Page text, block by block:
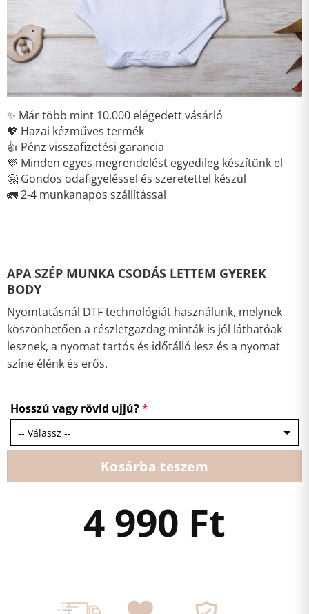
✨ Már több mint 10.000 elégedett vásárló
💖 Hazai kézműves termék
👍 Pénz visszafizetési garancia
💜 Minden egyes megrendelést egyedileg készítünk el
🤗 Gondos odafigyeléssel és szeretettel készül
🚛 2-4 munkanapos szállítással
APA SZÉP MUNKA CSODÁS LETTEM GYEREK
BODY
Nyomtatásnál DTF technológiát használunk, melynek
köszönhetően a részletgazdag minták is jól láthatóak
lesznek, a nyomat tartós és időtálló lesz és a nyomat
színe élénk és erős.
Hosszú vagy rövid ujjú?*
Kosárba teszem
4 990 Ft